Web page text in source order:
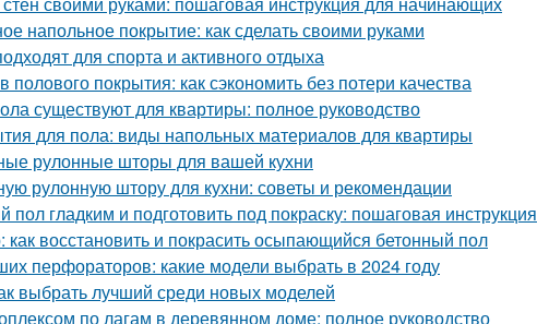
напольное покрытие: как сделать своими руками
для спорта и активного отдыха
полового покрытия: как сэкономить без потери качества
существуют для квартиры: полное руководство
для пола: виды напольных материалов для квартиры
рулонные шторы для вашей кухни
рулонную штору для кухни: советы и рекомендации
пол гладким и подготовить под покраску: пошаговая инструкция
как восстановить и покрасить осыпающийся бетонный пол
перфораторов: какие модели выбрать в 2024 году
выбрать лучший среди новых моделей
по лагам в деревянном доме: полное руководство